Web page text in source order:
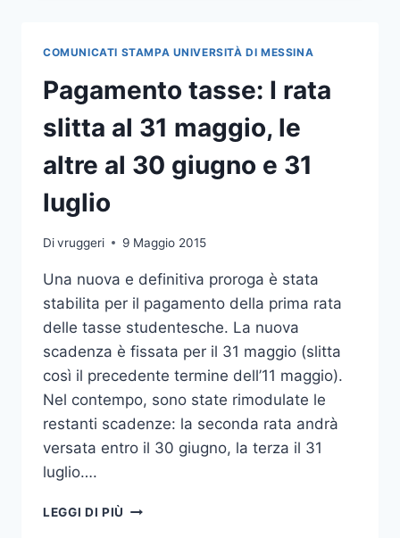
COMUNICATI STAMPA UNIVERSITÀ DI MESSINA
Pagamento tasse: I rata
slitta al 31 maggio, le
altre al 30 giugno e 31
luglio
Divruggeri 9 Maggio 2015
Una nuova e definitiva proroga è stata
stabilita per il pagamento della prima rata
delle tasse studentesche. La nuova
scadenza è fissata per il 31 maggio (slitta
così il precedente termine dell’11 maggio).
Nel contempo, sono state rimodulate le
restanti scadenze: la seconda rata andrà
versata entro il 30 giugno, la terza il 31
luglio….
LEGGI DI PIÙ PAGAMENTO